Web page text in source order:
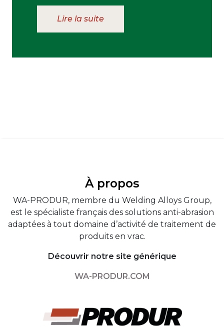
Lire la suite
À propos
WA-PRODUR, membre du Welding Alloys Group,
est le spécialiste français des solutions anti-abrasion
adaptées à tout domaine d’activité de traitement de
produits en vrac.
Découvrir notre site générique
WA-PRODUR.COM